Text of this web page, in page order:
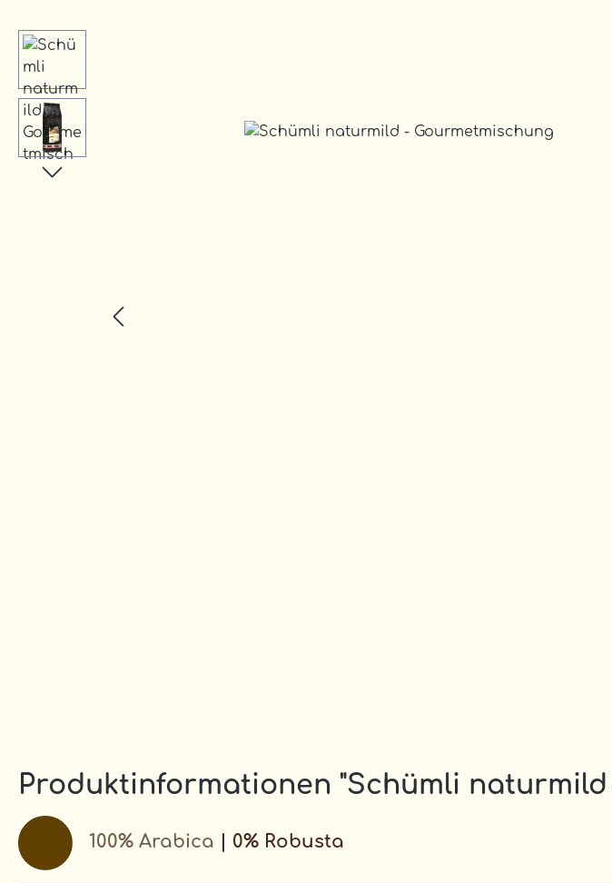
Bildergalerie überspringen
Produktinformationen "Schümli
100% Arabica 0% Robusta